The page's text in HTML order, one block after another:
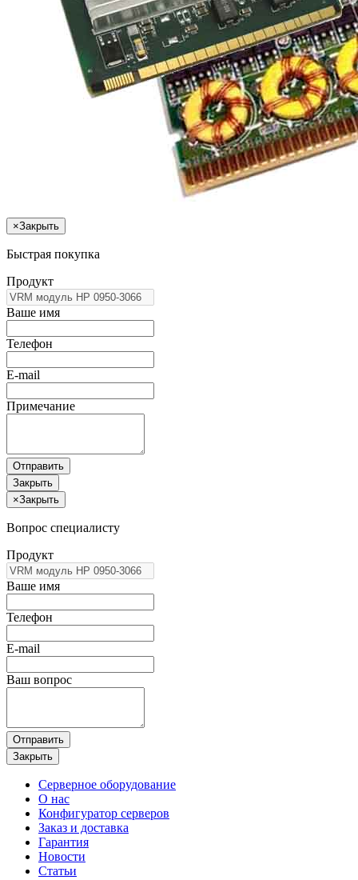
×Закрыть
Быстрая покупка
Продукт
Ваше имя
Телефон
E-mail
Примечание
Отправить
Закрыть
×Закрыть
Вопрос специалисту
Продукт
Ваше имя
Телефон
E-mail
Ваш вопрос
Отправить
Закрыть
Серверное оборудование
О нас
Конфигуратор серверов
Заказ и доставка
Гарантия
Новости
Статьи